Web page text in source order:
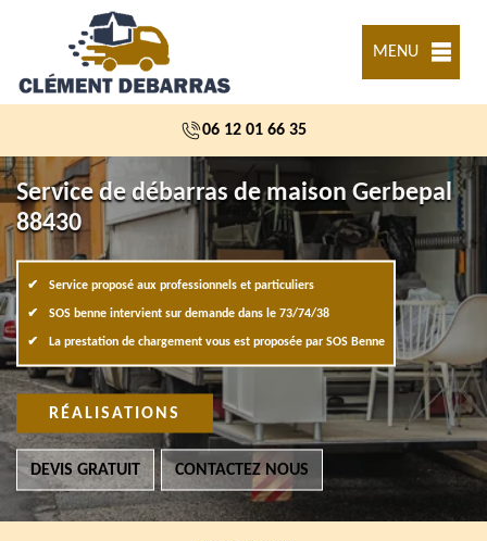
MENU
06 12 01 66 35
Service de débarras de maison Gerbepal
88430
Service proposé aux professionnels et particuliers
SOS benne intervient sur demande dans le 73/74/38
La prestation de chargement vous est proposée par SOS Benne
RÉALISATIONS
DEVIS GRATUIT CONTACTEZ NOUS